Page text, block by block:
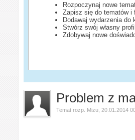
Rozpoczynaj nowe
Zapisz się do tematów i
Dodawaj wydarzenia do
Stwórz swój własny
Zdobywaj nowe
Problem z
Temat rozp. Mizu 20.01.2014